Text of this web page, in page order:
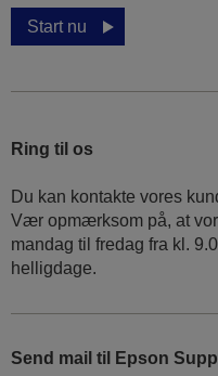
Start nu
Ring til os
Du kan kontakte vores
Vær opmærksom på, at
mandag til fredag ​​fra kl.
helligdage.
Send mail til Epson